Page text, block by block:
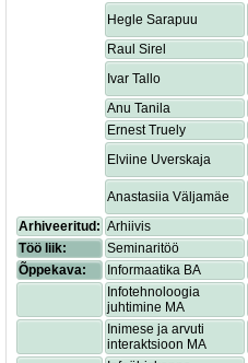
Hegle Sarapuu
Raul Sirel
Ivar Tallo
Anu Tanila
Ernest Truely
Elviine Uverskaja
Anastasiia Väljamäe
Arhiveeritud: Arhiivis
Töö liik:
Seminaritöö
Õppekava:
Informaatika BA
Infotehnoloogia
juhtimine MA
Inimese ja arvuti
interaktsioon MA